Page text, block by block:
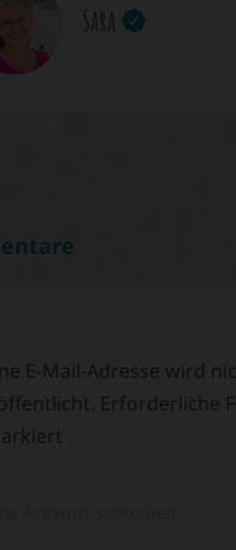
Sara
E-Mail-Adresse wird
Erforderliche